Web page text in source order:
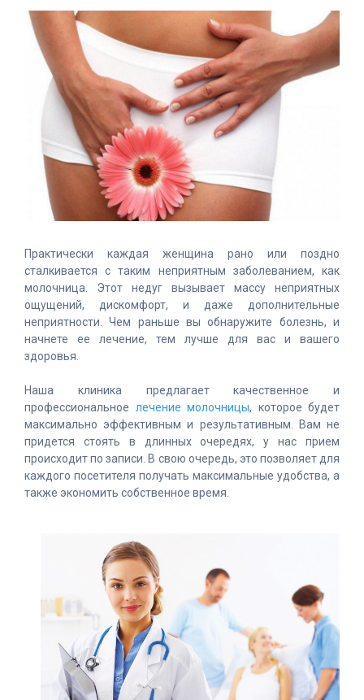
Практически каждая женщина рано или поздно
сталкивается с таким неприятным заболеванием, как
молочница. Этот недуг вызывает массу неприятных
ощущений, дискомфорт, и даже дополнительные
неприятности. Чем раньше вы обнаружите болезнь, и
начнете ее лечение, тем лучше для вас и вашего
здоровья.
Наша клиника предлагает качественное и
профессиональное лечение молочницы, которое будет
максимально эффективным и результативным. Вам не
придется стоять в длинных очередях, у нас прием
происходит по записи. В свою очередь, это позволяет для
каждого посетителя получать максимальные удобства, а
также экономить собственное время.